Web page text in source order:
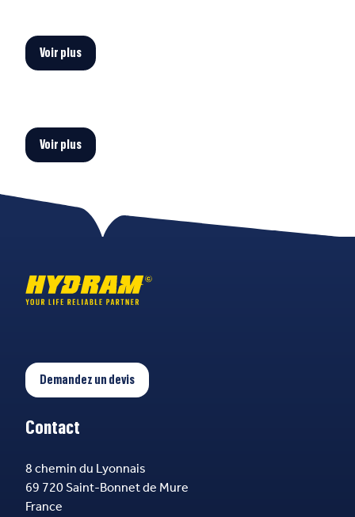
Voir plus
Voir plus
Demandez un devis
Contact
8 chemin du Lyonnais
69 720 Saint-Bonnet de Mure
France